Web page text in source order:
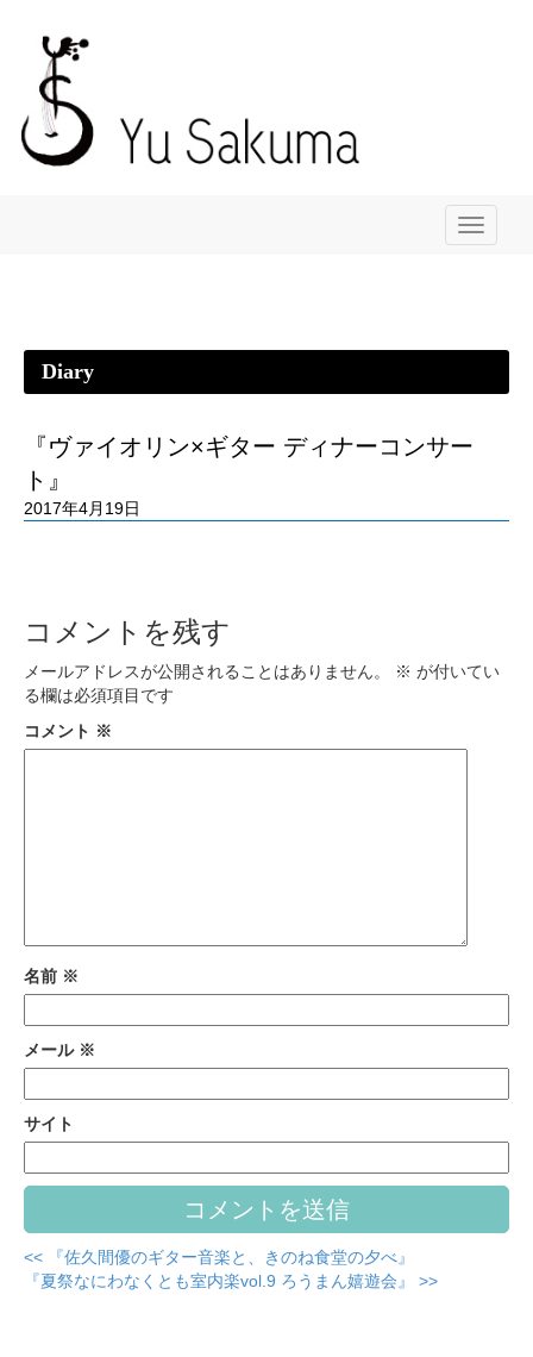
メ
ニ
Diary
『ヴァイオリン×ギター ディナーコンサー
ト』
2017年4月19日
コメントを残す
メールアドレスが公開されることはありません。 ※ が付いてい
る欄は必須項目です
コメント ※
名前 ※
メール ※
サイト
<< 『佐久間優のギター音楽と、きのね食堂の夕べ』
『夏祭なにわなくとも室内楽vol.9 ろうまん嬉遊会』 >>